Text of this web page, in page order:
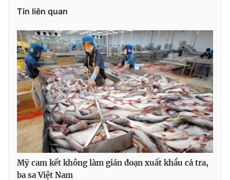
Theo dõi báo trên
Cơ quan chủ quản:Đài Truyền hình Việt Nam
Cơ quan báo chí:Thời báo VTV
Giấy phép hoạt động báo in và báo điện tử số 483/GP-BTTTT
cấp ngày 29/12/2023
Tổng Biên tập:Vũ Thanh Thủy
Phó Tổng Biên tập:Nguyễn Thị Mỹ Hạnh, Phạm Quốc Thắng,
Nguyễn Trọng Ninh
Tổng đài VTV:024.38 355 931 - 024.38 355 932
Tin liên quan
Mỹ cam kết không làm gián đoạn xuất khẩu cá tra,
ba sa Việt Nam